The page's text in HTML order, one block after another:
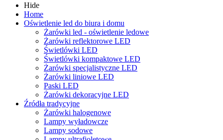
Hide
Home
Oświetlenie led do biura i domu
Żarówki led - oświetlenie ledowe
Żarówki reflektorowe LED
Świetlówki LED
Świetlówki kompaktowe LED
Żarówki specjalistyczne LED
Żarówki liniowe LED
Paski LED
Żarówki dekoracyjne LED
Źródła tradycyjne
Żarówki halogenowe
Lampy wyładowcze
Lampy sodowe